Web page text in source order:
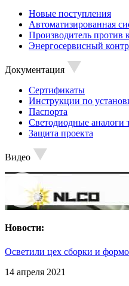
Новые поступления
Автоматизированная
Производитель против
Энергосервисный
Документация
Сертификаты
Инструкции по
Паспорта
Светодиодные аналоги
Защита проекта
Видео
Новости:
Осветили цех сборки и
14 апреля 2021